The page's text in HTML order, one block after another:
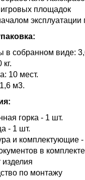
игровых площадок
эксплуатации
в собранном виде:
10 мест.
м3.
горка - 1 шт.
- 1 шт.
и комплектующие -
в
изделия
по монтажу